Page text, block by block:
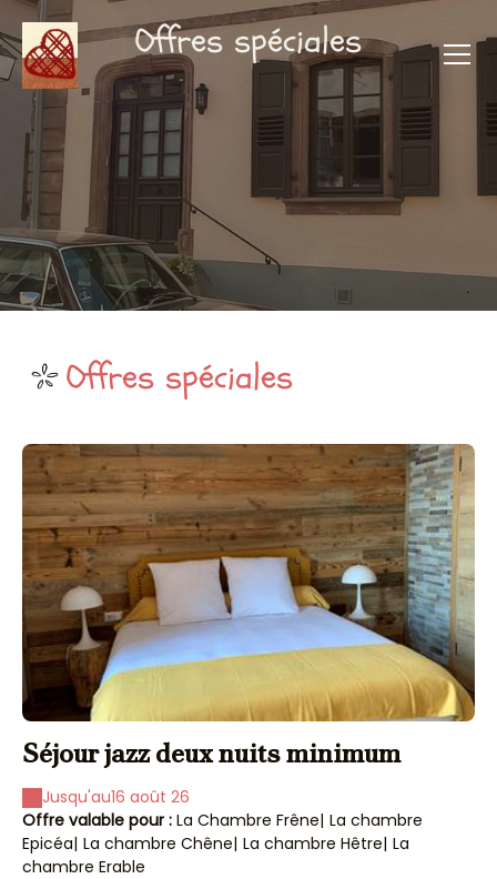
Offres spéciales
Offres spéciales
Séjour jazz deux nuits minimum
Jusqu'au16 août 26
Offre valable pour : La Chambre Frêne| La chambre
Epicéa| La chambre Chêne| La chambre Hêtre| La
chambre Erable